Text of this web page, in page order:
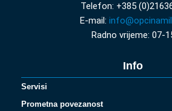
Telefon: +385
E-mail:
Radno vrijeme: 07-
Info
Servisi
Prometna povezanost